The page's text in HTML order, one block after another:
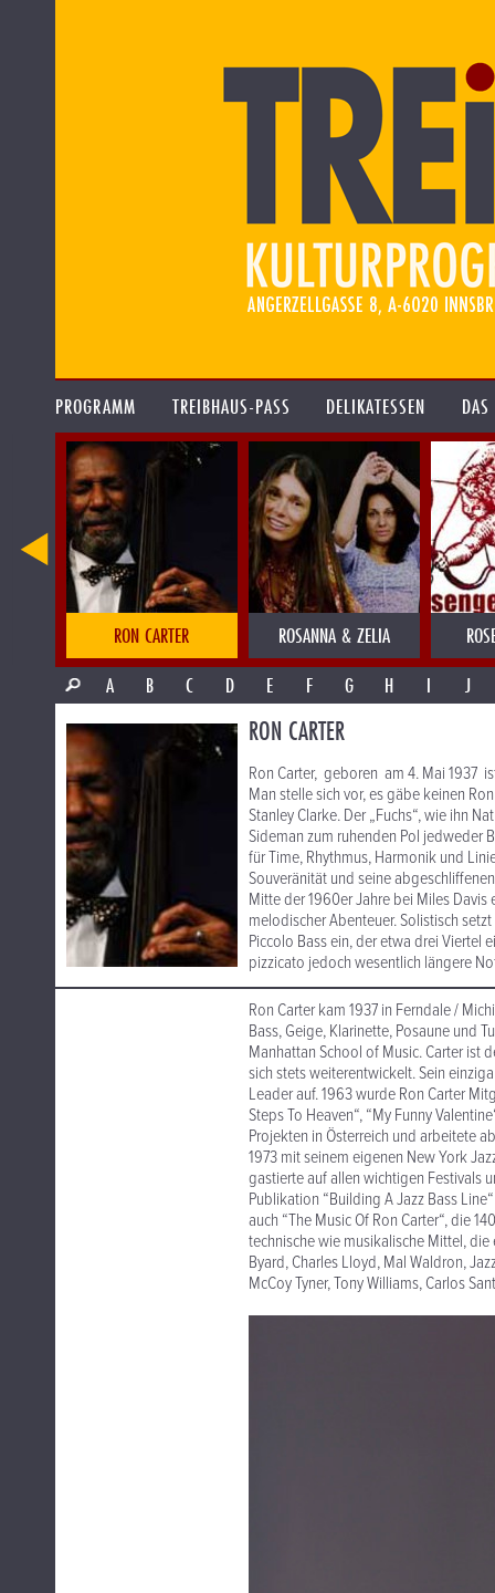
PROGRAMM TREIBHAUS-PASS DELIKATESSEN
RON CARTER ROSANNA & ZELIA
A
B C D E F G H I J
RON CARTER
Ron Carter, geboren am 4. Mai 1937
Man stelle sich vor, es gäbe keinen
Stanley Clarke. Der „Fuchs“, wie ihn
Sideman zum ruhenden Pol jedweder
für Time, Rhythmus, Harmonik und
Souveränität und seine
Mitte der 1960er Jahre bei Miles
melodischer Abenteuer. Solistisch
Piccolo Bass ein, der etwa drei Viertel
pizzicato jedoch wesentlich längere
Ron Carter kam 1937 in Ferndale /
Bass, Geige, Klarinette, Posaune und
Manhattan School of Music. Carter ist
sich stets weiterentwickelt. Sein
Leader auf. 1963 wurde Ron Carter
Steps To Heaven“, “My Funny
Projekten in Österreich und arbeitete
1973 mit seinem eigenen New York
gastierte auf allen wichtigen Festivals
Publikation “Building A Jazz Bass
auch “The Music Of Ron Carter“, die
technische wie musikalische Mittel,
Byard, Charles Lloyd, Mal Waldron,
McCoy Tyner, Tony Williams, Carlos